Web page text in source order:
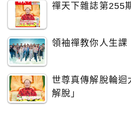
禪天下雜誌第255
領袖禪教你人生課
世尊真傳解脫輪迴
解脫」